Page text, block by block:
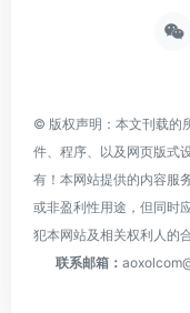
© 版权声明：本文刊载的
件、程序、以及网页版式
有！本网站提供的内容服
或非盈利性用途，但同时
犯本网站及相关权利人的
联系邮箱：